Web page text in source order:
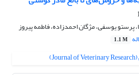
پرستو یوسفی، مژگان احمدزاده، فاطمه پیروز
1.1 M